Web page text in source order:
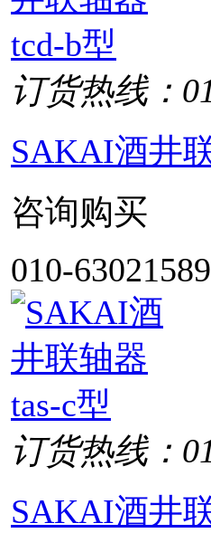
订货热线：
SAKAI酒井
咨询购买
010-
订货热线：
SAKAI酒井